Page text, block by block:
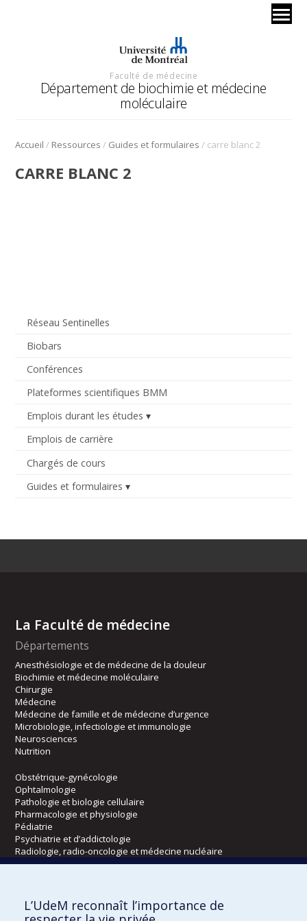
Faculté de médecine
Département de biochimie et médecine
moléculaire
Accueil / Ressources / Guides et formulaires / carre blanc 2
Réseau Sentinelles
Biobars
Conférences
Plateformes scientifiques BMM
Emplois durant les études
Emplois de carrière
Chargés de cours
Guides et formulaires
CARRE BLANC 2
La Faculté de médecine
Départements
Anesthésiologie et de médecine de la douleur
Biochimie et médecine moléculaire
Chirurgie
Médecine
Médecine de famille et de médecine d’urgence
Microbiologie, infectiologie et immunologie
Neurosciences
Nutrition
Obstétrique-gynécologie
Ophtalmologie
Pathologie et biologie cellulaire
Pharmacologie et physiologie
Pédiatrie
Psychiatrie et d’addictologie
Radiologie, radio-oncologie et médecine nucléaire
Écoles
Kinésiologie et des sciences de l’activité physique
L’UdeM reconnaît l’importance de